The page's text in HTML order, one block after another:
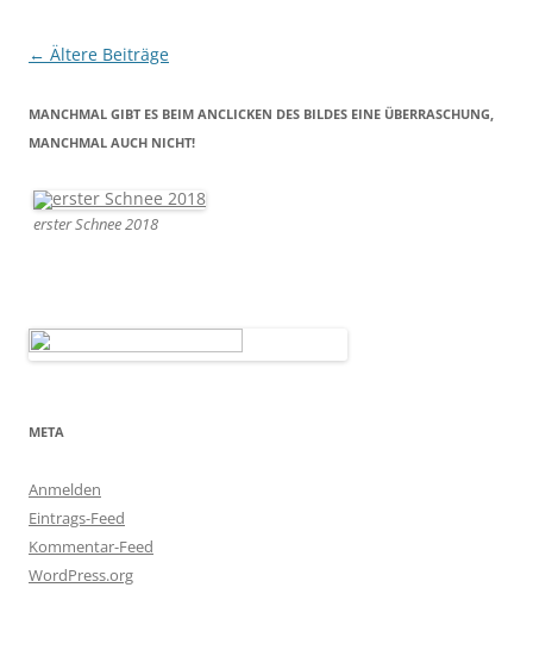
Beitragsnavigation
← Ältere Beiträge
MANCHMAL GIBT ES BEIM ANCLICKEN DES BILDES EINE ÜBERRASCHUNG,
MANCHMAL AUCH NICHT!
erster Schnee 2018
META
Anmelden
Eintrags-Feed
Kommentar-Feed
WordPress.org